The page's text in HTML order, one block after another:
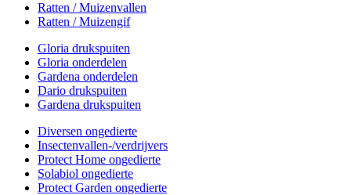
Ratten / Muizenvallen
Ratten / Muizengif
Gloria drukspuiten
Gloria onderdelen
Gardena onderdelen
Dario drukspuiten
Gardena drukspuiten
Diversen ongedierte
Insectenvallen-/verdrijvers
Protect Home ongedierte
Solabiol ongedierte
Protect Garden ongedierte